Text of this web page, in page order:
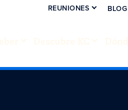
REUNIONES BLOG